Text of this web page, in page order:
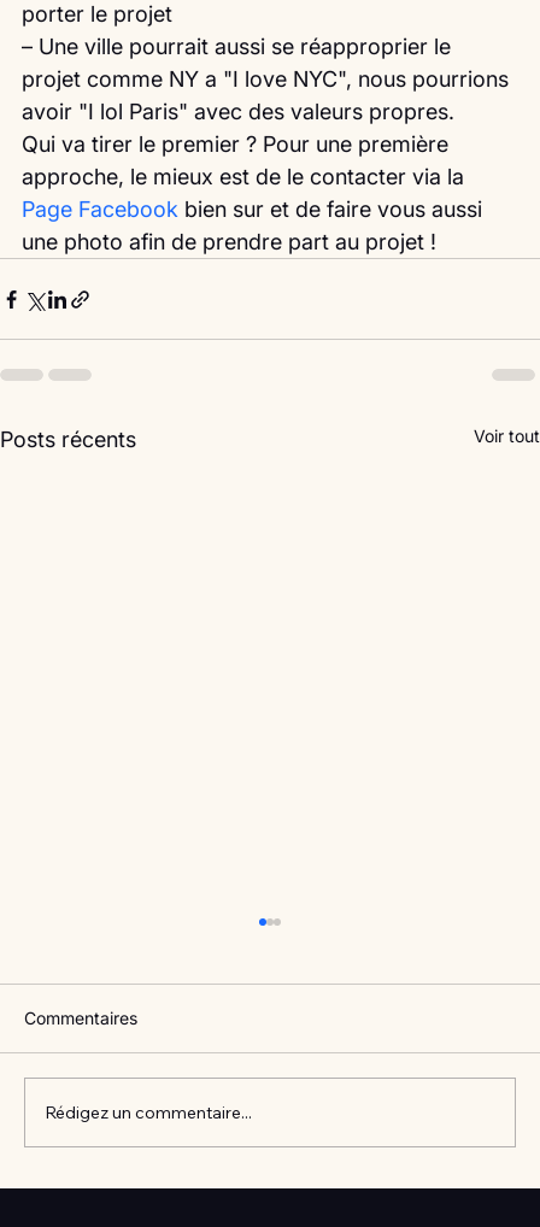
porter le projet
– Une ville pourrait aussi se réapproprier le
projet comme NY a "I love NYC", nous pourrions
avoir "I lol Paris" avec des valeurs propres.
Qui va tirer le premier ? Pour une première
approche, le mieux est de le contacter via la
Page Facebook bien sur et de faire vous aussi
une photo afin de prendre part au projet !
Posts récents Voir tout
Commentaires
Rédigez un commentaire...